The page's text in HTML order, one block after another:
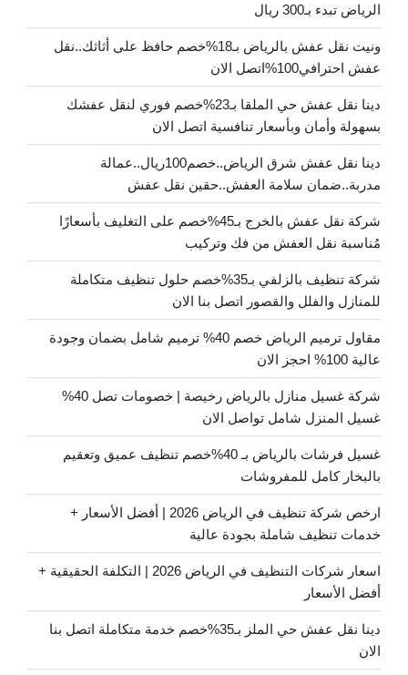
الرياض تبدء بـ300 ريال
ونيت نقل عفش بالرياض بـ18%خصم حافظ على أثاثك..نقل
عفش احترافي100%اتصل الان
دينا نقل عفش حي الملقا بـ23%خصم فوري لنقل عفشك
بسهولة وأمان وبأسعار تنافسية اتصل الان
دينا نقل عفش شرق الرياض..خصم100ريال..عمالة
مدربة..ضمان سلامة العفش..حقين نقل عفش
شركة نقل عفش بالخرج بـ45%خصم على التغليف بأسعارًا
مُناسبة نقل العفش من فك وتركيب
شركة تنظيف بالزلفي بـ35%خصم حلول تنظيف متكاملة
للمنازل والفلل والقصور اتصل بنا الان
مقاول ترميم الرياض خصم 40% ترميم شامل بضمان وجودة
عالية 100% احجز الان
شركة غسيل منازل بالرياض رخيصة | خصومات تصل 40%
غسيل المنزل شامل تواصل الان
غسيل فرشات بالرياض بـ 40%خصم تنظيف عميق وتعقيم
بالبخار كامل للمفروشات
ارخص شركة تنظيف في الرياض 2026 | أفضل الأسعار +
خدمات تنظيف شاملة بجودة عالية
اسعار شركات التنظيف في الرياض 2026 | التكلفة الحقيقية +
أفضل الأسعار
دينا نقل عفش حي الملز بـ35%خصم خدمة متكاملة اتصل بنا
الان